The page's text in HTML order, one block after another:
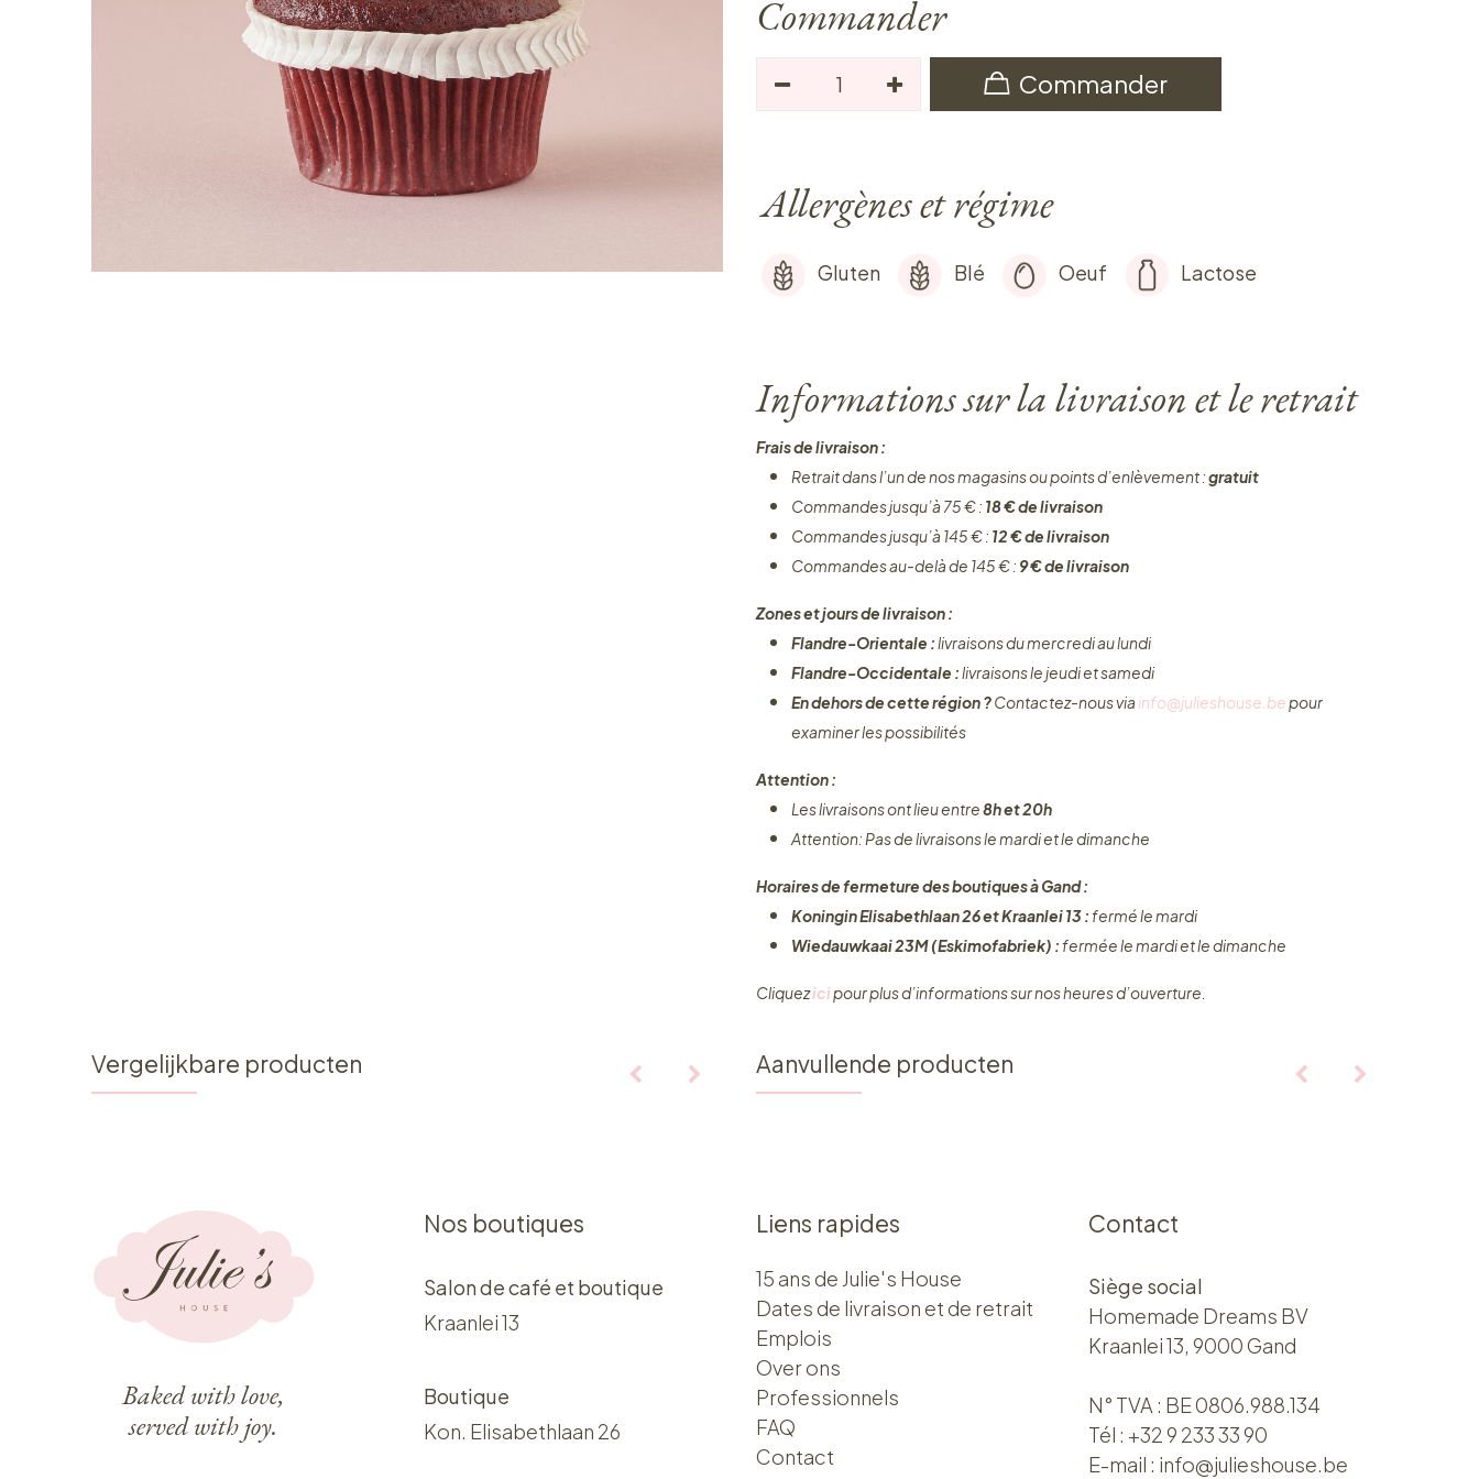
Commander
Commander
Allergènes et régime
Gluten Blé Oeuf Lactose
Informations sur la livraison et le retrait
Frais de livraison :
Retrait dans l’un de nos magasins ou points d’enlèvement :gratuit
Commandes jusqu’à 75 € : 18 € de livraison
Commandes jusqu’à 145 € : 12 € de livraison
Commandes au-delà de 145 € : 9 € de livraison
Zones et jours de livraison :
Flandre-Orientale :livraisons du mercredi au lundi
Flandre-Occidentale :livraisons le jeudi et samedi
En dehors de cette région ?Contactez-nous via info@julieshouse.bepour
examiner les possibilités
Attention :
Les livraisons ont lieu entre8h et 20h
Attention: Pas de livraisons le mardi et le dimanche
Horaires de fermeture des boutiques à Gand :
Koningin Elisabethlaan 26 et Kraanlei 13 :fermé le mardi
Wiedauwkaai 23M (Eskimofabriek) :fermée le mardi et le dimanche
Cliquez ​icipour plus d’informations sur nos heures d’ouverture.
Vergelijkbare producten Aanvullende producten
Baked with love,
served with joy.
Nos boutiques
Salon de café et boutique
Kraanlei 13
Boutique
Kon. Elisabethlaan 26
Liens rapides
15 ans de Julie's House
Dates de livraison et de retrait
Emplois
Over ons​​
Professionnels
FAQ
Contact
Contact
Siège social
Homemade Dreams BV
Kraanlei 13, 9000 Gand
N° TVA : BE 0806.988.134
Tél : +32 9 233 33 90
E-mail : info@julieshouse.be